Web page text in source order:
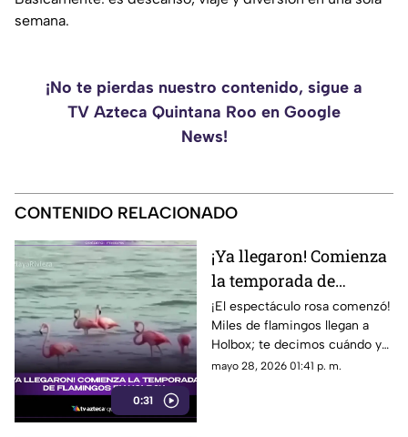
semana.
¡No te pierdas nuestro contenido, sigue a
TV Azteca Quintana Roo en Google
News!
CONTENIDO RELACIONADO
0:31
¡Ya llegaron! Comienza
la temporada de
flamingos en Holbox
¡El espectáculo rosa comenzó!
Miles de flamingos llegan a
Holbox; te decimos cuándo y
cómo disfrutar de esta
mayo 28, 2026 01:41 p. m.